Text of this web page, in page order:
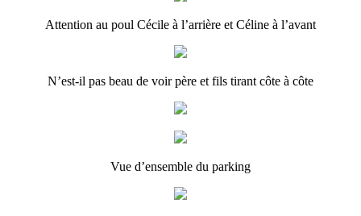
Attention au poul Cécile à l’arrière et Céline à l’avant
N’est-il pas beau de voir père et fils tirant côte à côte
Vue d’ensemble du parking